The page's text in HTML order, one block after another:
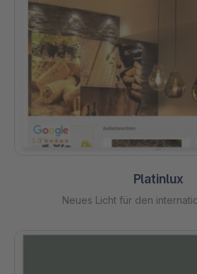
Platinlux
Neues Licht für den